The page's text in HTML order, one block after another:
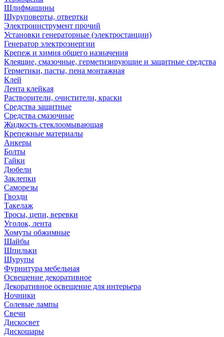
Шлифмашины
Шуруповерты, отвертки
Электроинструмент прочий
Установки генераторные (электростанции)
Генератор электроэнергии
Крепеж и химия общего назначения
Клеящие, смазочные, герметизирующие и защитные средства
Герметики, пасты, пена монтажная
Клей
Лента клейкая
Растворители, очистители, краски
Средства защитные
Средства смазочные
Жидкость стеклоомывающая
Крепежные материалы
Анкеры
Болты
Гайки
Дюбели
Заклепки
Саморезы
Гвозди
Такелаж
Тросы, цепи, веревки
Уголок, лента
Хомуты обжимные
Шайбы
Шпильки
Шурупы
Фурнитура мебельная
Освещение декоративное
Декоративное освещение для интерьера
Ночники
Солевые лампы
Свечи
Дискосвет
Дискошары